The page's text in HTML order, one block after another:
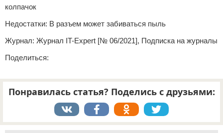
колпачок
Недостатки: В разъем может забиваться пыль
Журнал: Журнал IT-Expert [№ 06/2021], Подписка на журналы
Поделиться:
Понравилась статья? Поделись с друзьями: